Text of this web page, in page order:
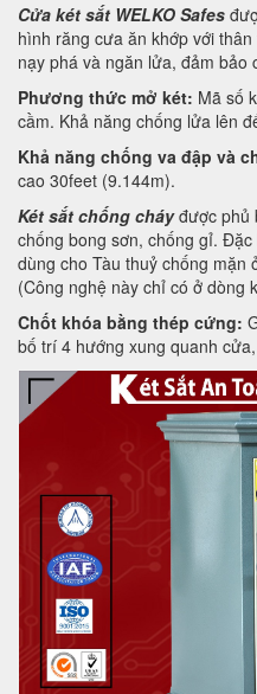
Cửa két sắt WELKO Safes
hình răng cưa ăn khớp với
nạy phá và ngăn lửa, đảm bảo
Phương thức mở két: Mã số
cầm. Khả năng chống lửa lên
Khả năng chống va đập và
cao 30feet (9.144m).
Két sắt chống cháyđược phủ
chống bong sơn, chống gỉ.
dùng cho Tàu thuỷ chống mặn
(Công nghệ này chỉ có ở dòng
Chốt khóa bằng thép cứng:
bố trí 4 hướng xung quanh